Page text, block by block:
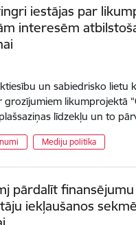
iestājas par
interesēm
un sabiedrisko lietu
grozījumiem likumprojektā
līdzekļu un to
Mediju politika
pārdalīt finansējumu
iekļaušanos